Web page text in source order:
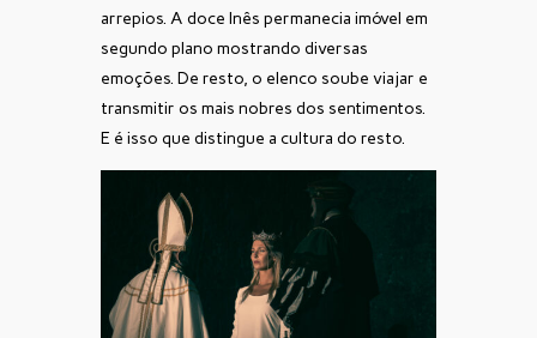
arrepios. A doce Inês permanecia imóvel em
segundo plano mostrando diversas
emoções. De resto, o elenco soube viajar e
transmitir os mais nobres dos sentimentos.
E é isso que distingue a cultura do resto.